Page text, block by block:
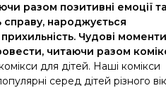
разом позитивні емоції
справу, народжується
Чудові моменти
читаючи разом
для дітей. Наші комікси
серед дітей різного